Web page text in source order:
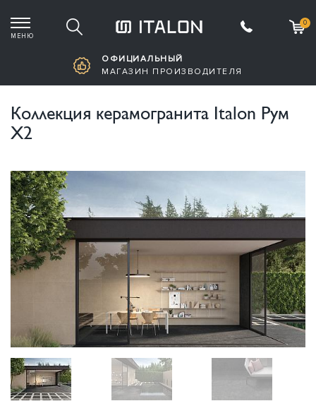
МЕНЮ
0
ОФИЦИАЛЬНЫЙ
МАГАЗИН ПРОИЗВОДИТЕЛЯ
Коллекция керамогранита Italon Рум
Х2